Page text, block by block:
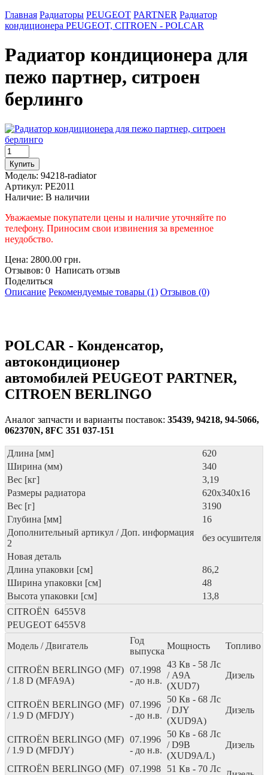
Главная Радиаторы PEUGEOT PARTNER Радиатор
кондиционера PEUGEOT, CITROEN - POLCAR
Радиатор кондиционера для
пежо партнер, ситроен
берлинго
Модель: 94218-radiator
Артикул: PE2011
Наличие: В наличии
Уважаемые покупатели цены и наличие уточняйте по
телефону. Приносим свои извинения за временное
неудобство.
Цена: 2800.00 грн.
Отзывов: 0 Написать отзыв
Поделиться
Описание Рекомендуемые товары (1) Отзывов (0)
POLCAR - Конденсатор,
автокондиционер
автомобилей PEUGEOT PARTNER,
CITROEN BERLINGO
Аналог запчасти и варианты поставок: 35439, 94218, 94-5066,
062370N, 8FC 351 037-151
Длина [мм]
620
Ширина (мм)
340
Вес [кг]
3,19
Размеры радиатора
620x340x16
Вес [г]
3190
Глубина [мм]
16
Дополнительный артикул / Доп. информация
2
без осушителя
Новая деталь
Длина упаковки [см]
86,2
Ширина упаковки [см]
48
Высота упаковки [см]
13,8
CITROËN 6455V8
PEUGEOT 6455V8
Модель / Двигатель
Год
выпуска
Мощность Топливо
CITROËN BERLINGO (MF)
/ 1.8 D (MFA9A)
07.1998
- до н.в.
43 Кв - 58 Лс
/ A9A
(XUD7)
Дизель
CITROËN BERLINGO (MF)
/ 1.9 D (MFDJY)
07.1996
- до н.в.
50 Кв - 68 Лс
/ DJY
(XUD9A)
Дизель
CITROËN BERLINGO (MF)
/ 1.9 D (MFDJY)
07.1996
- до н.в.
50 Кв - 68 Лс
/ D9B
(XUD9A/L)
Дизель
CITROËN BERLINGO (MF) 07.1998
51 Кв - 70 Лс